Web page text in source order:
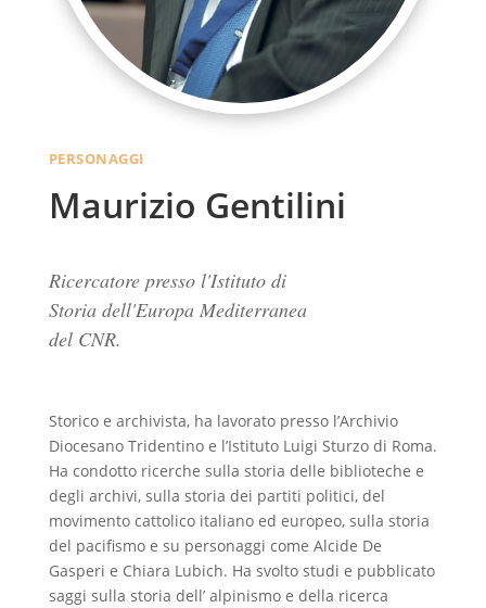
PERSONAGGI
Maurizio Gentilini
Ricercatore presso l'Istituto di
Storia dell'Europa Mediterranea
del CNR.
Storico e archivista, ha lavorato presso l’Archivio
Diocesano Tridentino e l’Istituto Luigi Sturzo di Roma.
Ha condotto ricerche sulla storia delle biblioteche e
degli archivi, sulla storia dei partiti politici, del
movimento cattolico italiano ed europeo, sulla storia
del pacifismo e su personaggi come Alcide De
Gasperi e Chiara Lubich. Ha svolto studi e pubblicato
saggi sulla storia dell’ alpinismo e della ricerca